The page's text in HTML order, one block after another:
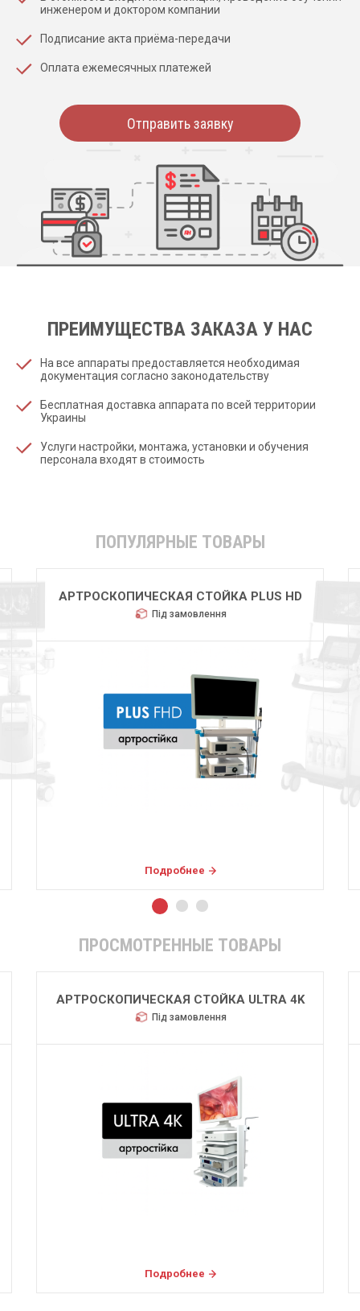
инженером и доктором компании
Подписание акта приёма-передачи
Оплата ежемесячных платежей
Отправить заявку
ПРЕИМУЩЕСТВА ЗАКАЗА У НАС
На все аппараты предоставляется необходимая
документация согласно законодательству
Бесплатная доставка аппарата по всей территории
Украины
Услуги настройки, монтажа, установки и обучения
персонала входят в стоимость
ПОПУЛЯРНЫЕ ТОВАРЫ
АРТРОСКОПИЧЕСКАЯ СТОЙКА PLUS HD
Під замовлення
Подробнее
ПРОСМОТРЕННЫЕ ТОВАРЫ
АРТРОСКОПИЧЕСКАЯ СТОЙКА ULTRA 4K
Під замовлення
Подробнее